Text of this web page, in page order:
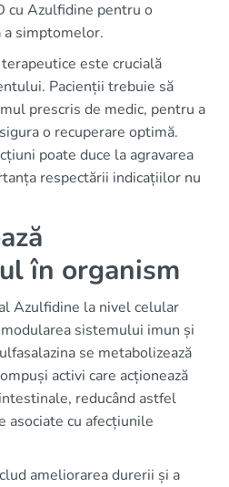
cu Azulfidine pentru o
simptomelor.
este crucială
Pacienții trebuie să
prescris de medic, pentru a
o recuperare optimă.
poate duce la agravarea
respectării indicațiilor nu
în organism
Azulfidine la nivel celular
sistemului imun și
se metabolizează
activi care acționează
reducând astfel
asociate cu afecțiunile
ameliorarea durerii și a